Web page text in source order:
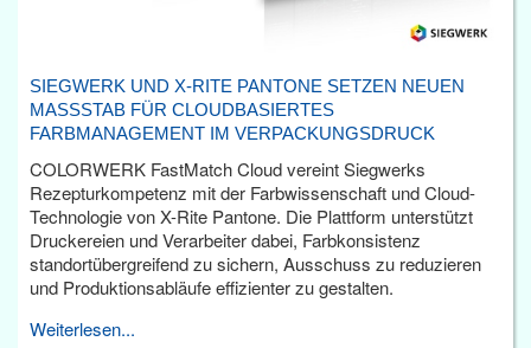
SIEGWERK UND X-RITE PANTONE SETZEN NEUEN
MASSSTAB FÜR CLOUDBASIERTES F
ARBMANAGEMENT IM VERPACKUNGSDRUCK
COLORWERK FastMatch Cloud vereint Siegwerks
Rezepturkompetenz mit der Farbwissenschaft und Cloud-
Technologie von X-Rite Pantone. Die Plattform unterstützt
Druckereien und Verarbeiter dabei, Farbkonsistenz
standortübergreifend zu sichern, Ausschuss zu reduzieren
und Produktionsabläufe effizienter zu gestalten.
Weiterlesen...